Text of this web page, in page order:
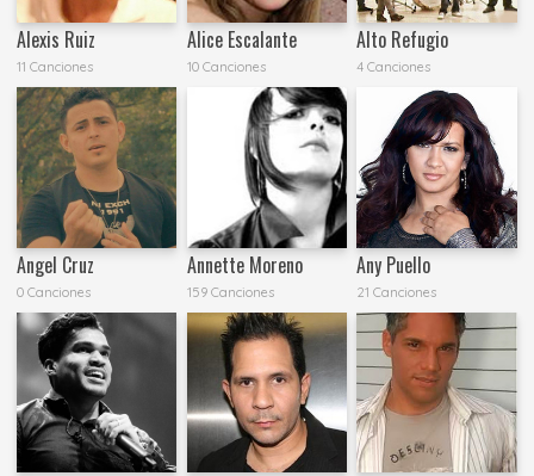
Alexis Ruiz
11 Canciones
Alice Escalante
10 Canciones
Alto Refugio
4 Canciones
Angel Cruz
0 Canciones
Annette Moreno
159 Canciones
Any Puello
21 Canciones